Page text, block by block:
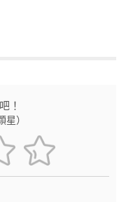
！
星）